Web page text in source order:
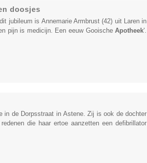
doosjes
jubileum is Annemarie Armbrust (42) uit Laren in
pijn is medicijn. Een eeuw GooischeApotheek'.
in de Dorpsstraat in Astene. Zij is ook de dochter
die haar ertoe aanzetten een defibrillator